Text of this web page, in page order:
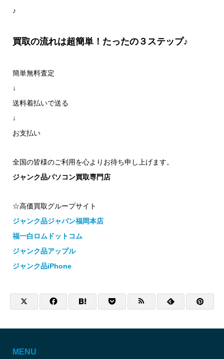
♪
買取の流れは超簡単！たったの３ステップ♪
簡単無料査定
↓
送料着払いで送る
↓
お支払い
全国の皆様のご利用を心よりお待ち申し上げます。
ジャンク品パソコン買取専門店
☆高価買取グループサイト
ジャンク品ジャパン福岡本店
福一白ロムドットコム
ジャンク品アップル
ジャンク品iPhone
MENU